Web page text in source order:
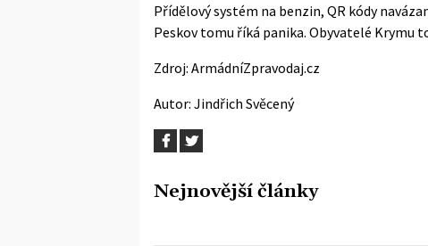
Přídělový systém na benzin, QR kódy
Peskov tomu říká panika. Obyvatelé Krymu
Zdroj: ArmádníZpravodaj.cz
Autor: Jindřich Svěcený
Nejnovější články